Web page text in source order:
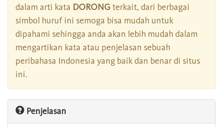
dalam arti kata DORONG terkait, dari berbagai
simbol huruf ini semoga bisa mudah untuk
dipahami sehingga anda akan lebih mudah dalam
mengartikan kata atau penjelasan sebuah
peribahasa Indonesia yang baik dan benar di situs
ini.
Penjelasan